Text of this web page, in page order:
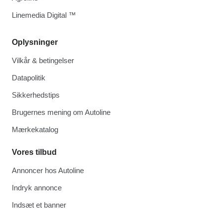
Oplysninger
Vilkår & betingelser
Datapolitik
Sikkerhedstips
Brugernes mening om Autoline
Mærkekatalog
Vores tilbud
Annoncer hos Autoline
Indryk annonce
Indsæt et banner
Linemedia Digital ™